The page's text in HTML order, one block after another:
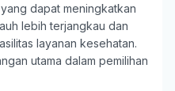
dapat meningkatkan
lebih terjangkau dan
layanan kesehatan.
utama dalam pemilihan